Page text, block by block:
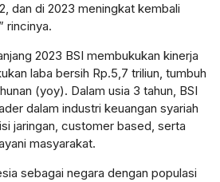
dan di 2023 meningkat kembali
rincinya.
2023 BSI membukukan kinerja
laba bersih Rp.5,7 triliun, tumbuh
(yoy). Dalam usia 3 tahun, BSI
dalam industri keuangan syariah
jaringan, customer based, serta
masyarakat.
sebagai negara dengan populasi